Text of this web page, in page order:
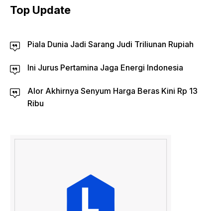
Top Update
Piala Dunia Jadi Sarang Judi Triliunan Rupiah
Ini Jurus Pertamina Jaga Energi Indonesia
Alor Akhirnya Senyum Harga Beras Kini Rp 13
Ribu